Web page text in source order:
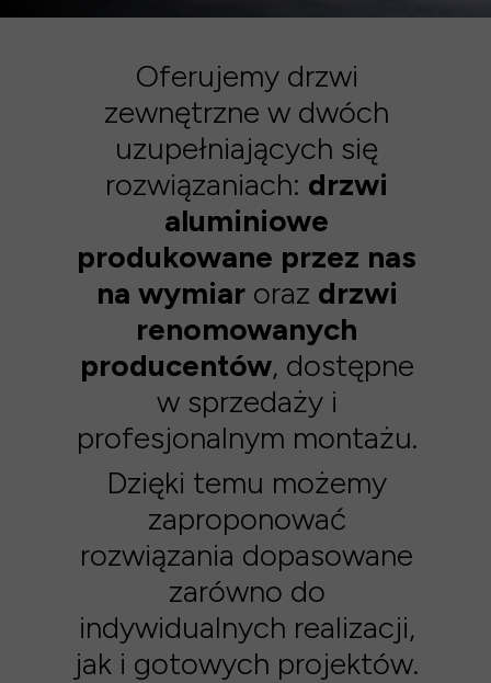
Oferujemy drzwi
zewnętrzne w dwóch
uzupełniających się
rozwiązaniach: drzwi
aluminiowe
produkowane przez nas
na wymiaroraz drzwi
renomowanych
producentów, dostępne
w sprzedaży i
profesjonalnym montażu.
Dzięki temu możemy
zaproponować
rozwiązania dopasowane
zarówno do
indywidualnych realizacji,
jak i gotowych projektów.